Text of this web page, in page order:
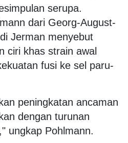
serupa.
dari Georg-August-
Jerman menyebut
ciri khas strain awal
fusi ke sel paru-
peningkatan ancaman
dengan turunan
ungkap Pohlmann.